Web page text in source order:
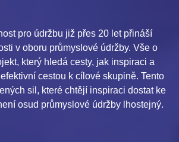
pro údržbu již přes 20 let přináší
v oboru průmyslové údržby. Vše o
který hledá cesty, jak inspiraci a
cestou k cílové skupině. Tento
sil, které chtějí inspiraci dostat ke
osud průmyslové údržby lhostejný.